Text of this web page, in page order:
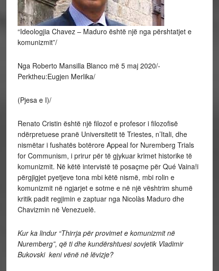
“Ideologjia Chavez – Maduro është një nga përshtatjet e
komunizmit”/
Nga Roberto Mansilla Blanco më 5 maj 2020/-
Perktheu:Eugjen Merlika/
(Pjesa e I)/
Renato Cristin është një filozof e profesor i filozofisë
ndërpretuese pranë Universitetit të Triestes, n’Itali, dhe
nismëtar i fushatës botërore Appeal for Nuremberg Trials
for Communism, i prirur për të gjykuar krimet historike të
komunizmit. Në këtë intervistë të posaçme për Qué Vaina!i
përgjigjet pyetjeve tona mbi këtë nismë, mbi rolin e
komunizmit në ngjarjet e sotme e në një vështrim shumë
kritik padit regjimin e zaptuar nga Nicolàs Maduro dhe
Chavizmin në Venezuelë.
Kur ka lindur “Thirrja për provimet e komunizmit në
Nuremberg”, që ti dhe kundërshtuesi sovjetik Vladimir
Bukovski keni vënë në lëvizje?